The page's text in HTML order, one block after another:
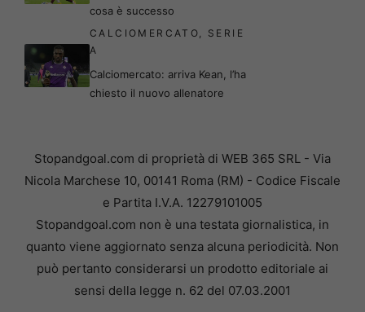
cosa è successo
CALCIOMERCATO, SERIE
A
Calciomercato: arriva Kean, l’ha
chiesto il nuovo allenatore
Stopandgoal.com di proprietà di WEB 365 SRL - Via
Nicola Marchese 10, 00141 Roma (RM) - Codice Fiscale
e Partita I.V.A. 12279101005
Stopandgoal.com non è una testata giornalistica, in
quanto viene aggiornato senza alcuna periodicità. Non
può pertanto considerarsi un prodotto editoriale ai
sensi della legge n. 62 del 07.03.2001